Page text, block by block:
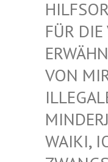
DIE VON
HNTEN
MIR,
GALE
I, IOKI,